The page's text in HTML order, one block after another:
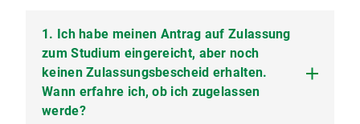
Beantragung der ausländerrechtlichen
Aufenthaltserlaubnis.
1. Ich habe meinen Antrag auf Zulassung
zum Studium eingereicht, aber noch
keinen Zulassungsbescheid erhalten.
Wann erfahre ich, ob ich zugelassen
werde?